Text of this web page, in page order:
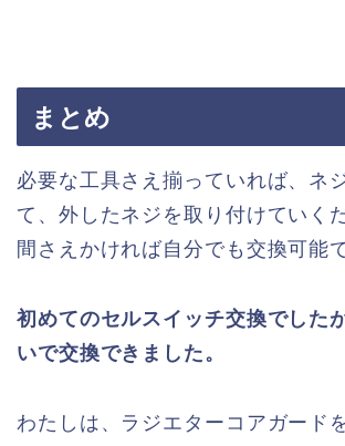
まとめ
必要な工具さえ揃っていれば、ネ
て、外したネジを取り付けていく
間さえかければ自分でも交換可能
初めてのセルスイッチ交換でした
いで交換できました。
わたしは、ラジエターコアガード